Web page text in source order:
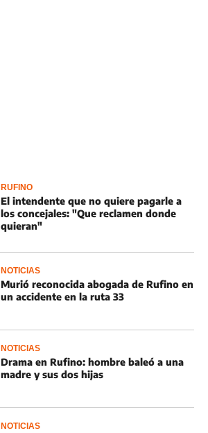
RUFINO
El intendente que no quiere pagarle a
los concejales: "Que reclamen donde
quieran"
NOTICIAS
Murió reconocida abogada de Rufino en
un accidente en la ruta 33
NOTICIAS
Drama en Rufino: hombre baleó a una
madre y sus dos hijas
NOTICIAS